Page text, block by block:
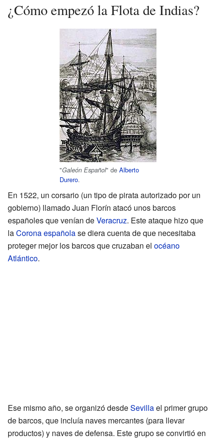
¿Cómo empezó la Flota de Indias?
"Galeón Español" de Alberto
Durero.
En 1522, un corsario (un tipo de pirata autorizado por un
gobierno) llamado Juan Florín atacó unos barcos
españoles que venían deVeracruz. Este ataque hizo que
laCorona españolase diera cuenta de que necesitaba
proteger mejor los barcos que cruzaban el océano
Atlántico.
Ese mismo año, se organizó desdeSevillael primer grupo
de barcos, que incluía naves mercantes (para llevar
productos) y naves de defensa. Este grupo se convirtió en